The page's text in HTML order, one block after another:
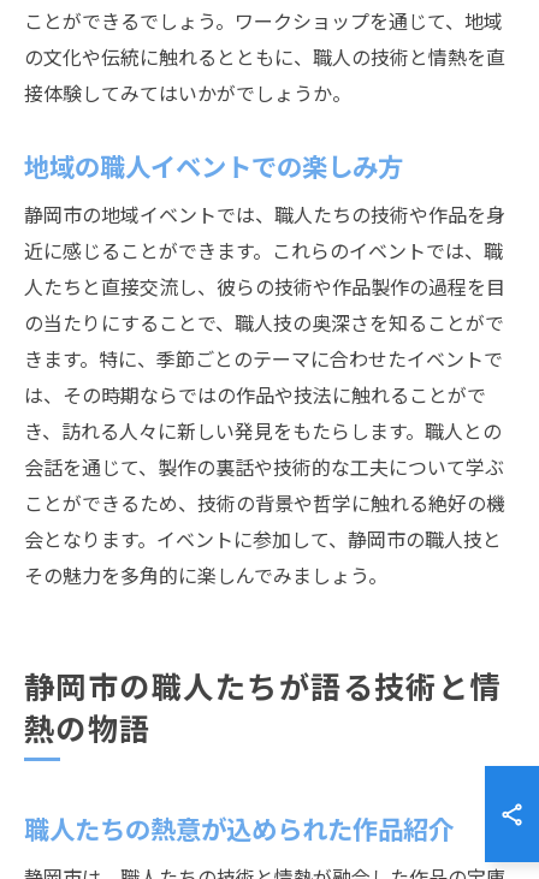
ことができるでしょう。ワークショップを通じて、地域
の文化や伝統に触れるとともに、職人の技術と情熱を直
接体験してみてはいかがでしょうか。
地域の職人イベントでの楽しみ方
静岡市の地域イベントでは、職人たちの技術や作品を身
近に感じることができます。これらのイベントでは、職
人たちと直接交流し、彼らの技術や作品製作の過程を目
の当たりにすることで、職人技の奥深さを知ることがで
きます。特に、季節ごとのテーマに合わせたイベントで
は、その時期ならではの作品や技法に触れることがで
き、訪れる人々に新しい発見をもたらします。職人との
会話を通じて、製作の裏話や技術的な工夫について学ぶ
ことができるため、技術の背景や哲学に触れる絶好の機
会となります。イベントに参加して、静岡市の職人技と
その魅力を多角的に楽しんでみましょう。
静岡市の職人たちが語る技術と情
熱の物語
職人たちの熱意が込められた作品紹介